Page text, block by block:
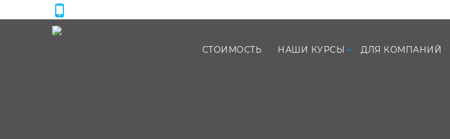
СТОИМОСТЬ НАШИ КУРСЫ ДЛЯ КОМПАНИЙ
Мы используем файлы cookie. Продолжая использовать наш сайт, вы соглашаетесь с
ОтклонитьПринять